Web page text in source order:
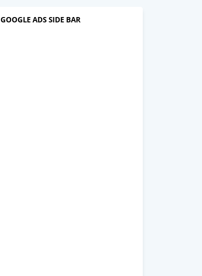
GOOGLE ADS SIDE BAR